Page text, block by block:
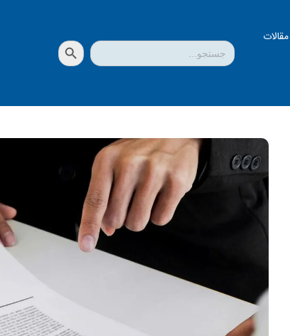
مقالات جستجو
برای:
دکمه جستجو